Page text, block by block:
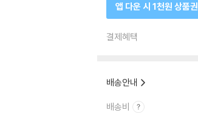
앱 다운 시 1천원 상품권
결제혜택
배송안내
배송비